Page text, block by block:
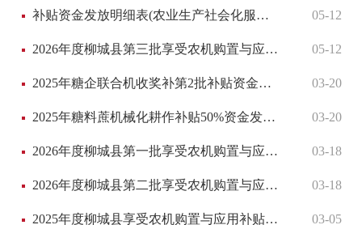
补贴资金发放明细表(农业生产社会化服务(生产托管)项目-第八批) 05-12
2026年度柳城县第三批享受农机购置与应用补贴的购机者信息表 05-12
2025年糖企联合机收奖补第2批补贴资金发放明细表(甘蔗生产全程机械化作业补贴-第三批) 03-20
2025年糖料蔗机械化耕作补贴50%资金发放明细表 03-20
2026年度柳城县第一批享受农机购置与应用补贴的购机者信息表 03-18
2026年度柳城县第二批享受农机购置与应用补贴的购机者信息表 03-18
2025年度柳城县享受农机购置与应用补贴的购机者信息表 03-05